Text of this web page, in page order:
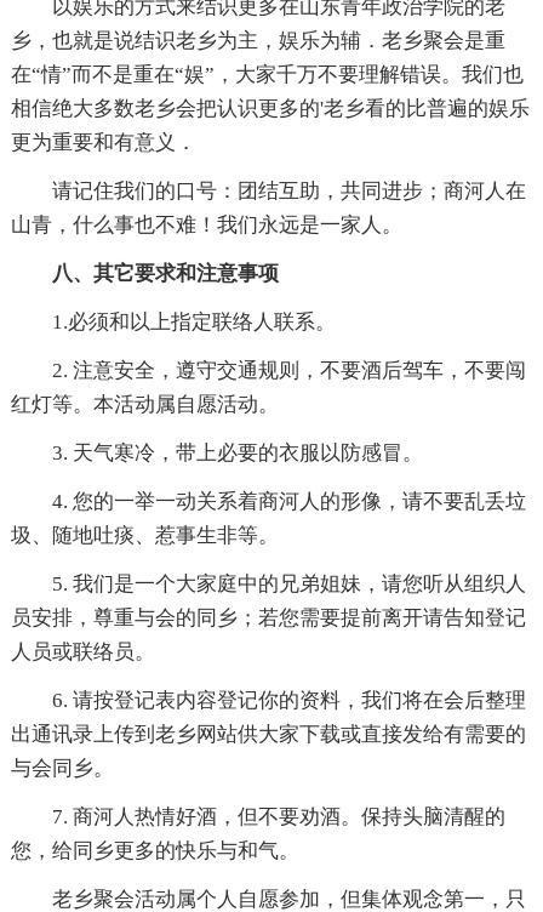
以娱乐的方式来结识更多在山东青年政治学院的老
乡，也就是说结识老乡为主，娱乐为辅．老乡聚会是重
在“情”而不是重在“娱”，大家千万不要理解错误。我们也
相信绝大多数老乡会把认识更多的'老乡看的比普遍的娱乐
更为重要和有意义．
请记住我们的口号：团结互助，共同进步；商河人在
山青，什么事也不难！我们永远是一家人。
八、其它要求和注意事项
1.必须和以上指定联络人联系。
2. 注意安全，遵守交通规则，不要酒后驾车，不要闯
红灯等。本活动属自愿活动。
3. 天气寒冷，带上必要的衣服以防感冒。
4. 您的一举一动关系着商河人的形像，请不要乱丢垃
圾、随地吐痰、惹事生非等。
5. 我们是一个大家庭中的兄弟姐妹，请您听从组织人
员安排，尊重与会的同乡；若您需要提前离开请告知登记
人员或联络员。
6. 请按登记表内容登记你的资料，我们将在会后整理
出通讯录上传到老乡网站供大家下载或直接发给有需要的
与会同乡。
7. 商河人热情好酒，但不要劝酒。保持头脑清醒的
您，给同乡更多的快乐与和气。
老乡聚会活动属个人自愿参加，但集体观念第一，只